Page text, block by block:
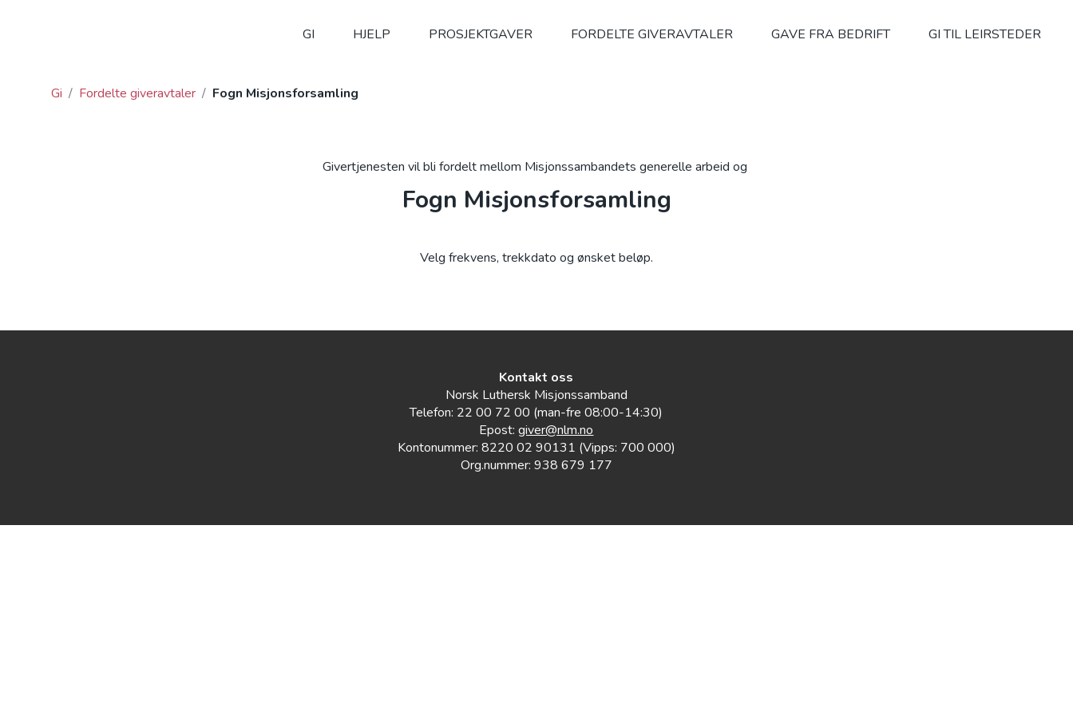
GI HJELP PROSJEKTGAVER FORDELTE GIVERAVTALER GAVE FRA BEDRIFT GI TIL LEIRSTEDER
Gi / Fordelte giveravtaler / Fogn Misjonsforsamling
Givertjenesten vil bli fordelt mellom Misjonssambandets generelle arbeid og
Fogn Misjonsforsamling
Velg frekvens, trekkdato og ønsket beløp.
Kontakt oss
Norsk Luthersk Misjonssamband
Telefon: 22 00 72 00 (man-fre 08:00-14:30)
Epost:giver@nlm.no
Kontonummer: 8220 02 90131 (Vipps: 700 000)
Org.nummer: 938 679 177